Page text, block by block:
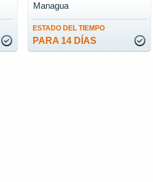
ESTADO DEL TIEMPO
PARA 14 DÍAS
Managua